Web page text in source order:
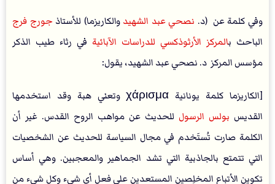
وفي كلمة عن (د. نصحي عبد الشهيد والكاريزما) للأستاذ جورج فرج
الباحث بالمركز الأرثوذكسي للدراسات الآبائية في رثاء طيب الذكر
مؤسس المركز د. نصحي عبد الشهيد، يقول:
[الكاريزما كلمة يونانية χάρισμα وتعني هبة وقد استخدمها
القديس بولس الرسول للحديث عن مواهب الروح القدس. غير أن
الكلمة صارت تُستَخدم في مجال السياسة للحديث عن الشخصيات
التي تتمتع بالجاذبية التي تشد الجماهير والمعجبين. وهي أساس
تكوين الأتباع المخلِصين المستعدين على فعل أي شيء وكل شيء من